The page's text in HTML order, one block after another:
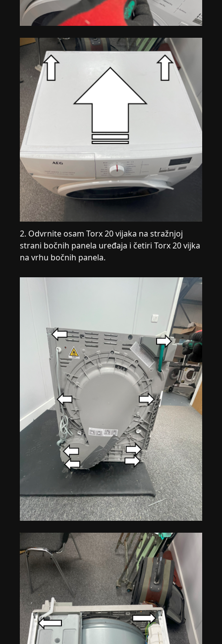
2. Odvrnite osam Torx 20 vijaka na stražnjoj
strani bočnih panela uređaja i četiri Torx 20 vijka
na vrhu bočnih panela.